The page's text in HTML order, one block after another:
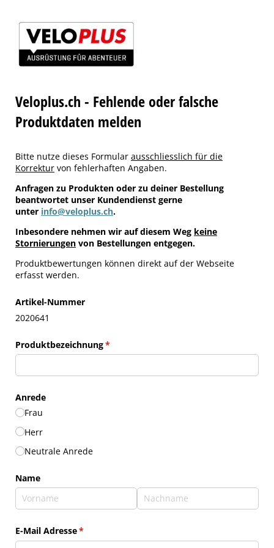
Veloplus.ch - Fehlende oder falsche
Produktdaten melden
Bitte nutze dieses Formular ausschliesslich für die
Korrektur von fehlerhaften Angaben.
Anfragen zu Produkten oder zu deiner Bestellung
beantwortet unser Kundendienst gerne
unter info@veloplus.ch.
Inbesondere nehmen wir auf diesem Weg keine
Stornierungen von Bestellungen entgegen.
Produktbewertungen können direkt auf der Webseite
erfasst werden.
Artikel-Nummer
2020641
Produktbezeichnung*
(erforderlich)
Anrede
Frau
Herr
Neutrale Anrede
Name
E-Mail Adresse*
(erforderlich)